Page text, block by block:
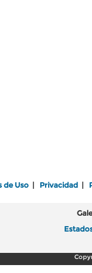
de Uso Privacidad